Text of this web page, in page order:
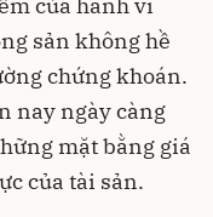
sản không hề
chứng khoán.
nay ngày càng
mặt bằng giá
của tài sản.